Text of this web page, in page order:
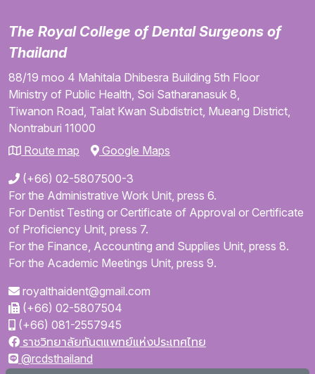
The Royal College of Dental Surgeons of
Thailand
88/19 moo 4 Mahitala Dhibesra Building 5th Floor
Ministry of Public Health, Soi Satharanasuk 8,
Tiwanon Road, Talat Kwan Subdistrict, Mueang District,
Nontraburi 11000
Route map
Google Maps
(+66) 02-5807500-3
For the Administrative Work Unit, press 6.
For Dentist Testing or Certificate of Approval or Certificate
of Proficiency Unit, press 7.
For the Finance, Accounting and Supplies Unit, press 8.
For the Academic Meetings Unit, press 9.
royalthaident@gmail.com
(+66) 02-5807504
(+66) 081-2557945
ราชวิทยาลัยทันตแพทย์แห่งประเทศไทย
@rcdsthailand